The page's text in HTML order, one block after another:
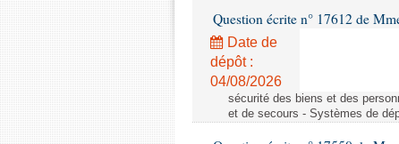
Question écrite n° 17612 de
Date de
dépôt :
04/08/2026
sécurité des biens et des
et de secours - Systèmes de